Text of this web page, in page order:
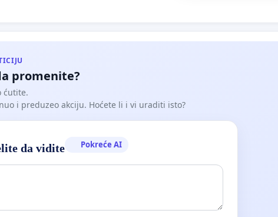
promenite?
ćutite.
i preduzeo akciju. Hoćete li i vi uraditi isto?
da vidite Pokreće AI